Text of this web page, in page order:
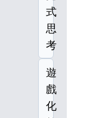
式
思
考
遊
戲
化